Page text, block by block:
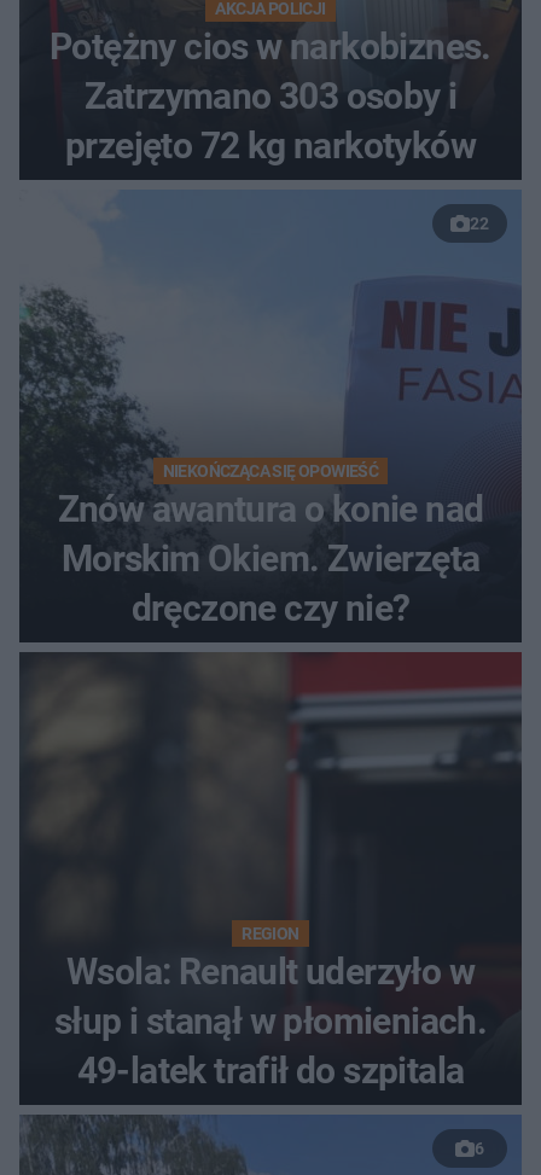
AKCJA POLICJI
Potężny cios w narkobiznes.
Zatrzymano 303 osoby i
przejęto 72 kg narkotyków
22
NIEKOŃCZĄCA SIĘ OPOWIEŚĆ
Znów awantura o konie nad
Morskim Okiem. Zwierzęta
dręczone czy nie?
REGION
Wsola: Renault uderzyło w
słup i stanął w płomieniach.
49-latek trafił do szpitala
6